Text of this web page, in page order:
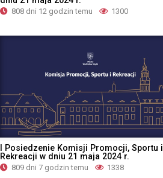
808 dni 12 godzin temu 1300
I Posiedzenie Komisji Promocji, Sportu i
Rekreacji w dniu 21 maja 2024 r.
809 dni 7 godzin temu 1338